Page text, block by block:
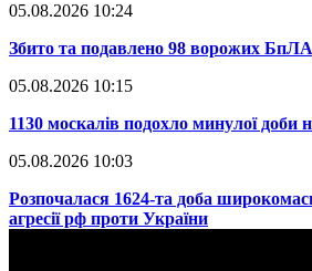
05.08.2026 10:24
​Збито та подавлено 98 ворожих БпЛА
05.08.2026 10:15
​1130 москалів подохло минулої доби
05.08.2026 10:03
​Розпочалася 1624-та доба
агресії рф проти України